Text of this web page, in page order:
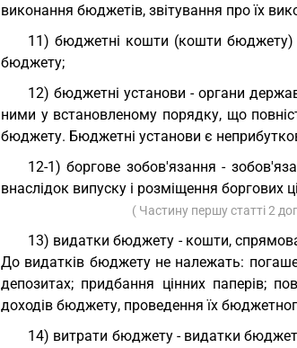
виконання бюджетів, звітування про їх
11) бюджетні кошти (кошти бюджету)
бюджету;
12) бюджетні установи - органи
ними у встановленому порядку, що
бюджету. Бюджетні установи є
12-1) боргове зобов'язання -
внаслідок випуску і розміщення боргових
( Частину першу статті 2
13) видатки бюджету - кошти,
До видатків бюджету не належать:
депозитах; придбання цінних паперів;
доходів бюджету, проведення їх
14) витрати бюджету - видатки